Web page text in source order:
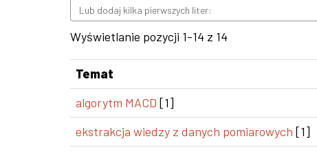
Wyświetlanie pozycji 1-14 z 14
Temat
algorytm MACD [1]
ekstrakcja wiedzy z danych pomiarowych [1]